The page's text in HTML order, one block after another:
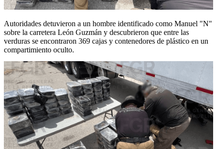
Autoridades detuvieron a un hombre identificado como Manuel "N"
sobre la carretera León Guzmán y descubrieron que entre las
verduras se encontraron 369 cajas y contenedores de plástico en un
compartimiento oculto.